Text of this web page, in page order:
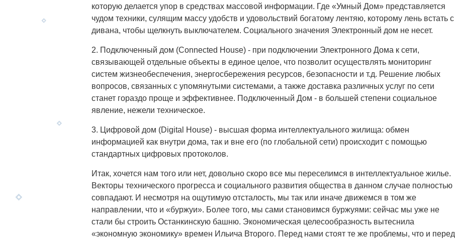
которую делается упор в средствах массовой информации. Где «Умный Дом» представляется
чудом техники, сулящим массу удобств и удовольствий богатому лентяю, которому лень встать с
дивана, чтобы щелкнуть выключателем. Социального значения Электронный дом не несет.
2. Подключенный дом (Connected House) - при подключении Электронного Дома к сети,
связывающей отдельные объекты в единое целое, что позволит осуществлять мониторинг
систем жизнеобеспечения, энергосбережения ресурсов, безопасности и т.д. Решение любых
вопросов, связанных с упомянутыми системами, а также доставка различных услуг по сети
станет гораздо проще и эффективнее. Подключенный Дом - в большей степени социальное
явление, нежели техническое.
3. Цифровой дом (Digital House) - высшая форма интеллектуального жилища: обмен
информацией как внутри дома, так и вне его (по глобальной сети) происходит с помощью
стандартных цифровых протоколов.
Итак, хочется нам того или нет, довольно скоро все мы переселимся в интеллектуальное жилье.
Векторы технического прогресса и социального развития общества в данном случае полностью
совпадают. И несмотря на ощутимую отсталость, мы так или иначе движемся в том же
направлении, что и «буржуи». Более того, мы сами становимся буржуями: сейчас мы уже не
стали бы строить Останкинскую башню. Экономическая целесообразность вытеснила
«экономную экономику» времен Ильича Второго. Перед нами стоят те же проблемы, что и перед